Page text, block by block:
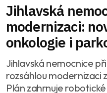
Jihlavská
modernizaci:
onkologie i
Jihlavská nemocnice
rozsáhlou modernizaci
Plán zahrnuje